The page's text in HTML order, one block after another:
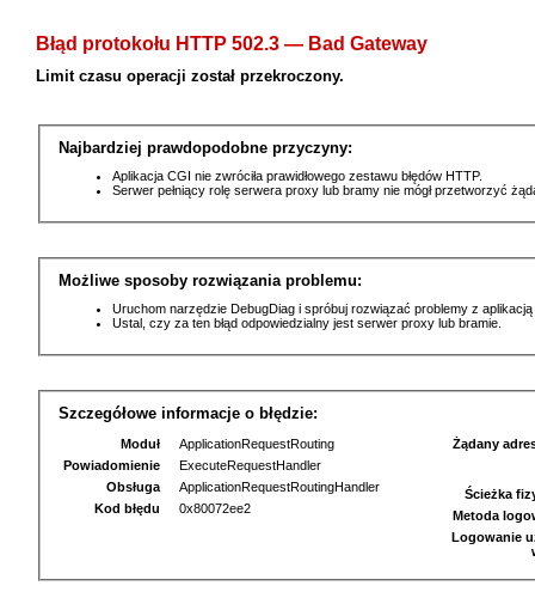
Błąd protokołu HTTP 502.3 — Bad Gateway
Limit czasu operacji został przekroczony.
Najbardziej prawdopodobne przyczyny:
Aplikacja CGI nie zwróciła prawidłowego zestawu błędów HTTP.
Serwer pełniący rolę serwera proxy lub bramy nie mógł przetworzyć
Możliwe sposoby rozwiązania problemu:
Uruchom narzędzie DebugDiag i spróbuj rozwiązać problemy z
Ustal, czy za ten błąd odpowiedzialny jest serwer proxy lub bramie.
Szczegółowe informacje o błędzie:
Moduł
ApplicationRequestRouting
Powiadomienie
ExecuteRequestHandler
Obsługa
ApplicationRequestRoutingHandler
Kod błędu
0x80072ee2
Żądany
Ścieżka
Metoda
Logowanie